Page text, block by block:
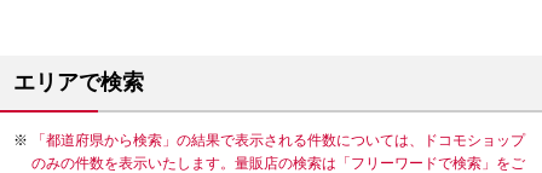
エリアで検索
「都道府県から検索」の結果で表示される件数については、ドコモショップ
のみの件数を表示いたします。量販店の検索は「フリーワードで検索」をご